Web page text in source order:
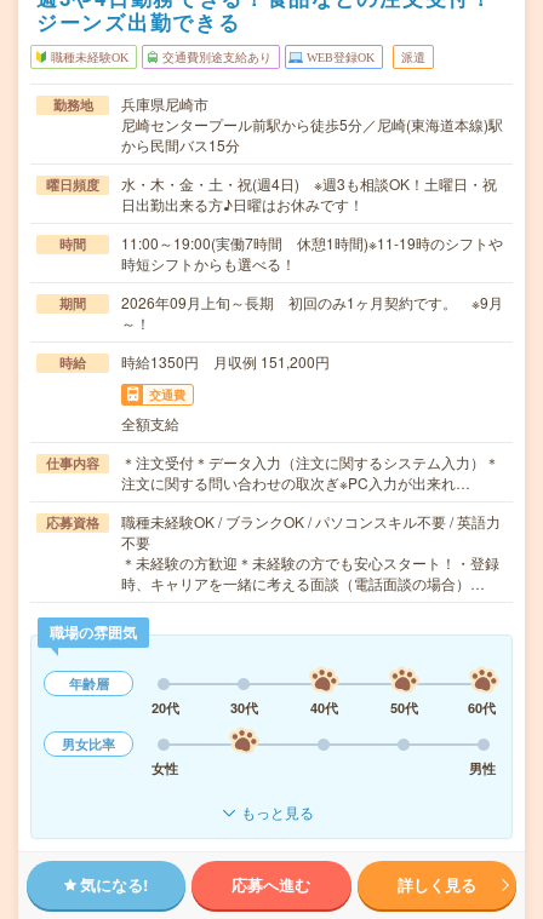
ジーンズ出勤できる
職種未経験OK 交通費別途支給あり WEB登録OK 派遣
勤務地
兵庫県尼崎市
尼崎センタープール前駅から徒歩5分／尼崎(東海道本線)駅
から民間バス15分
曜日頻度
水・木・金・土・祝(週4日) ※週3も相談OK！土曜日・祝
日出勤出来る方♪日曜はお休みです！
時間
11:00～19:00(実働7時間 休憩1時間)※11-19時のシフトや
時短シフトからも選べる！
期間
2026年09月上旬～長期 初回のみ1ヶ月契約です。 ※9月
～！
時給 時給1350円 月収例 151,200円
交通費
全額支給
仕事内容
＊注文受付＊データ入力（注文に関するシステム入力）＊
注文に関する問い合わせの取次ぎ※PC入力が出来れ…
応募資格
職種未経験OK / ブランクOK / パソコンスキル不要 / 英語力
不要
＊未経験の方歓迎＊未経験の方でも安心スタート！・登録
時、キャリアを一緒に考える面談（電話面談の場合）…
職場の雰囲気
年齢層
20代
30代 40代 50代
60代
男女比率
女性
男性
もっと見る
気になる! 応募へ進む 詳しく見る